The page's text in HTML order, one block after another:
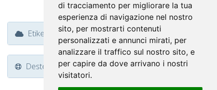
di tracciamento per migliorare la tua
esperienza di navigazione nel nostro
sito, per mostrarti contenuti
personalizzati e annunci mirati, per
analizzare il traffico sul nostro sito, e
per capire da dove arrivano i nostri
visitatori.
Etiket Bulutu
Destek